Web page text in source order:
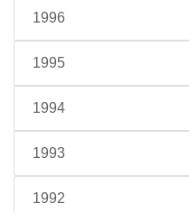
1996
1995
1994
1993
1992